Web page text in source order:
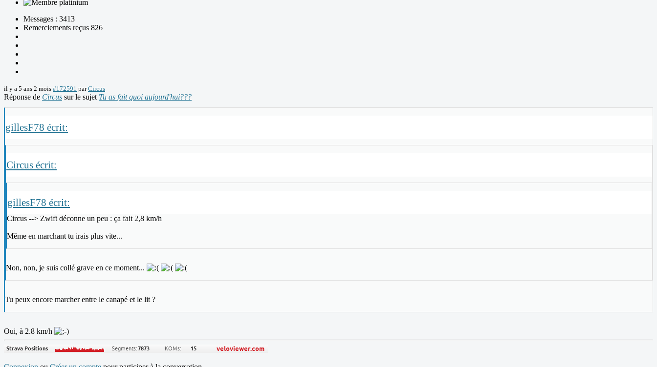
Messages : 3413
Remerciements reçus 826
il y a 5 ans 2 mois #172591 parCircus
Réponse de Circus sur le sujet Tu as fait quoi aujourd'hui???
gillesF78 écrit:
Circus écrit:
gillesF78 écrit:
Circus --> Zwift déconne un peu : ça fait 2,8 km/h
Même en marchant tu irais plus vite...
Non, non, je suis collé grave en ce moment...
Tu peux encore marcher entre le canapé et le lit ?
Oui, à 2.8 km/h